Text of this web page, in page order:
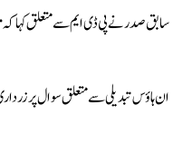
سابق صدر نے پی ڈی ایم سے متعلق کہا
ان ہاؤس تبدیلی سے متعلق سوال پر زرداری